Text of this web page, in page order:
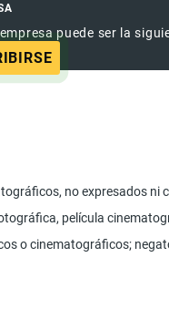
puede ser la
no expresados
película
o cinematográficos;